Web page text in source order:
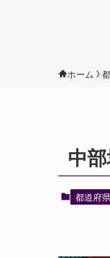
ホーム
中
都道府